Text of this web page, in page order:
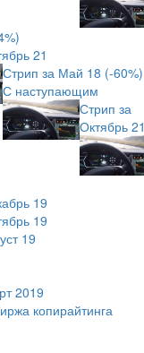
21
Стрип за Май 18 (-60%)
С наступающим
Стрип за
Октябрь 21
19
19
19
2019
копирайтинга